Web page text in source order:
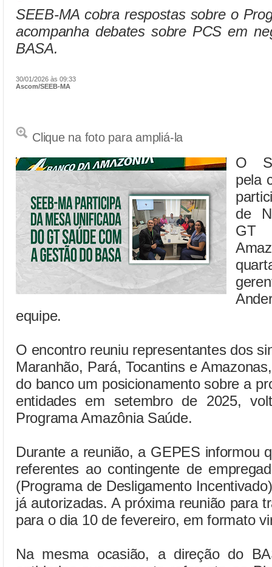
SEEB-MA cobra respostas sobre o
acompanha debates sobre PCS em
BASA.
30/01/2026 às 09:33
Ascom/SEEB-MA
Clique na foto para ampliá-la
O
pela
de
GT
equipe.
O encontro reuniu representantes dos
Maranhão, Pará, Tocantins e
do banco um posicionamento sobre a
entidades em setembro de 2025,
Programa Amazônia Saúde.
Durante a reunião, a GEPES informou
referentes ao contingente de
(Programa de Desligamento
já autorizadas. A próxima reunião para
para o dia 10 de fevereiro, em formato
Na mesma ocasião, a direção do